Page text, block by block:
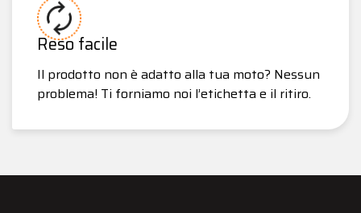
Reso facile
Il prodotto non è adatto alla tua moto? Nessun
problema! Ti forniamo noi l’etichetta e il ritiro.